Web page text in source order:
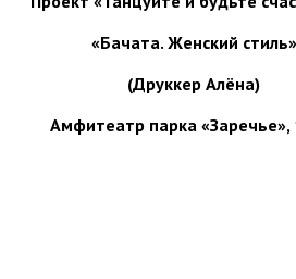
«Бачата. Женский стиль»
(Друккер Алёна)
Амфитеатр парка «Заречье»,